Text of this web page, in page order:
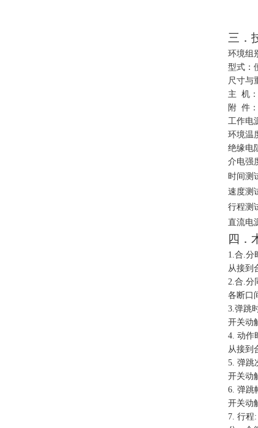
三．
环境组
型式：
尺寸与
主 机：
附 件：
工作电
环境温
绝缘电
介电强
时间测
速度测
行程测
直流电
四．
1.合.分
从接到
2.合.分
各断口
3.弹跳
开关动
4. 动作
从接到
5. 弹跳
开关动
6. 弹跳
开关动
7. 行程: